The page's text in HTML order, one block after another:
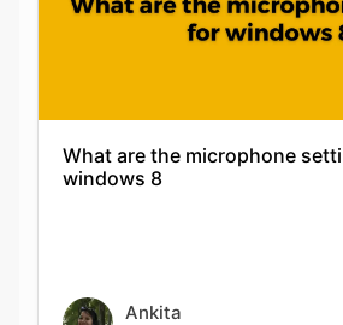
What are the microphone
windows 8
Ankita